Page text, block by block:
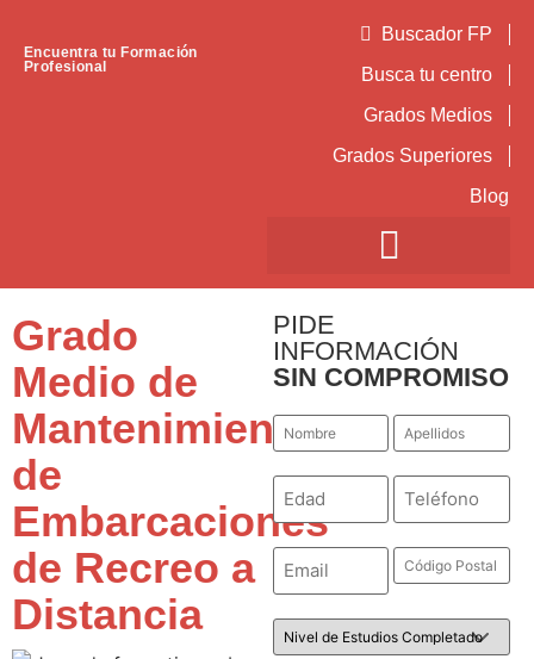
Encuentra tu Formación
Profesional
Buscador FP
Busca tu centro
Grados Medios
Grados Superiores
Blog
Grado
Medio de
Mantenimiento
de
Embarcaciones
de Recreo a
Distancia
PIDE
INFORMACIÓN
SIN COMPROMISO
Nombre Apellidos
*
Número Teléfono
Email
Código
Postal
Nivel
de